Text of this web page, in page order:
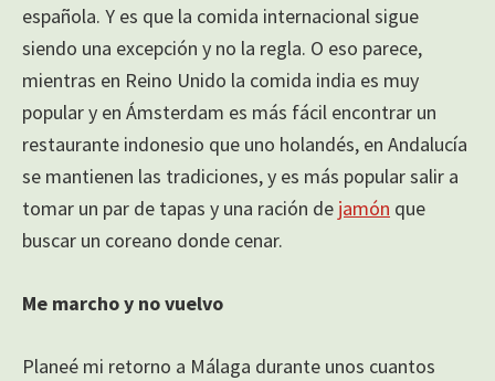
española. Y es que la comida internacional sigue
siendo una excepción y no la regla. O eso parece,
mientras en Reino Unido la comida india es muy
popular y en Ámsterdam es más fácil encontrar un
restaurante indonesio que uno holandés, en Andalucía
se mantienen las tradiciones, y es más popular salir a
tomar un par de tapas y una ración de jamón que
buscar un coreano donde cenar.
Me marcho y no vuelvo
Planeé mi retorno a Málaga durante unos cuantos